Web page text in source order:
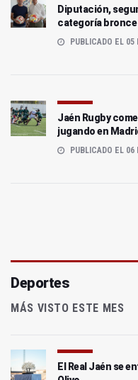
Diputación,
categoría bronce
PUBLICADO EL
Jaén Rugby
jugando en
PUBLICADO EL
Deportes
MÁS VISTO ESTE MES
El Real Jaén se